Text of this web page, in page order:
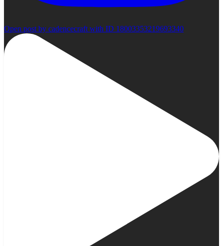
Open post by cadencecraft with ID 18003353219693340